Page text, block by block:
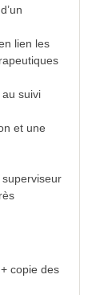
lien les
suivi
et une
copie des